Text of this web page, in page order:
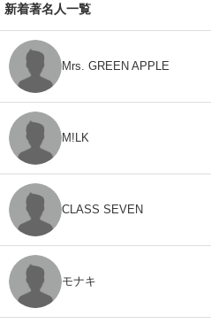
新着著名人一覧
Mrs. GREEN APPLE
M!LK
CLASS SEVEN
モナキ